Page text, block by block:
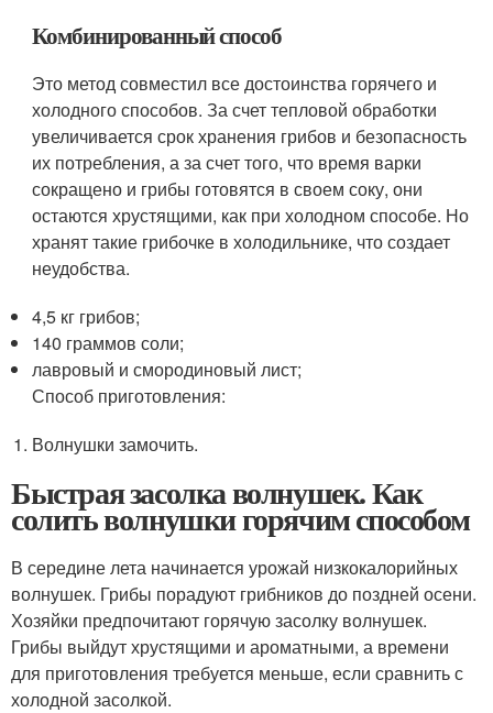
Комбинированный способ
Это метод совместил все достоинства горячего и
холодного способов. За счет тепловой обработки
увеличивается срок хранения грибов и безопасность
их потребления, а за счет того, что время варки
сокращено и грибы готовятся в своем соку, они
остаются хрустящими, как при холодном способе. Но
хранят такие грибочке в холодильнике, что создает
неудобства.
4,5 кг грибов;
140 граммов соли;
лавровый и смородиновый лист;
Способ приготовления:
Волнушки замочить.
Быстрая засолка волнушек. Как
солить волнушки горячим способом
В середине лета начинается урожай низкокалорийных
волнушек. Грибы порадуют грибников до поздней осени.
Хозяйки предпочитают горячую засолку волнушек.
Грибы выйдут хрустящими и ароматными, а времени
для приготовления требуется меньше, если сравнить с
холодной засолкой.